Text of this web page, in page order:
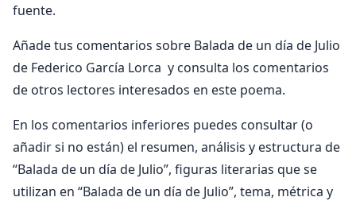
fuente.
Añade tus comentarios sobre Balada de un día de Julio
de Federico García Lorca y consulta los comentarios
de otros lectores interesados en este poema.
En los comentarios inferiores puedes consultar (o
añadir si no están) el resumen, análisis y estructura de
“Balada de un día de Julio”, figuras literarias que se
utilizan en “Balada de un día de Julio”, tema, métrica y